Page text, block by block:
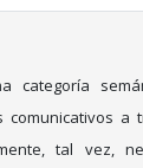
categoría
comunicativos
tal vez,